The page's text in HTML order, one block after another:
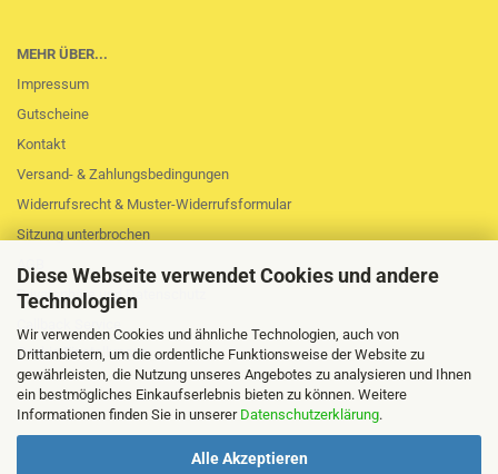
Diese Webseite verwendet Cookies und andere
Technologien
Wir verwenden Cookies und ähnliche Technologien, auch von
Drittanbietern, um die ordentliche Funktionsweise der Website zu
gewährleisten, die Nutzung unseres Angebotes zu analysieren und Ihnen
ein bestmögliches Einkaufserlebnis bieten zu können. Weitere
Informationen finden Sie in unserer Datenschutzerklärung.
Alle Akzeptieren
MEHR ÜBER...
Impressum
Gutscheine
Kontakt
Versand- & Zahlungsbedingungen
Widerrufsrecht & Muster-Widerrufsformular
Sitzung unterbrochen
AGB
Privatsphäre und Datenschutz
Callback Service
Cookie Einstellungen